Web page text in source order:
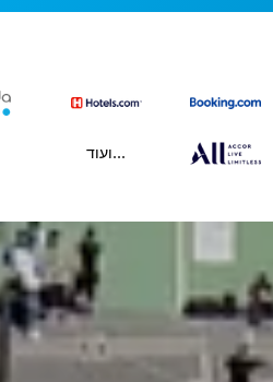
...ועוד